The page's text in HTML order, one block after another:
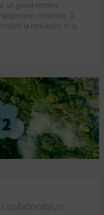
un grand nombre
climatique, à
la rentabilité et la
collaborateurs